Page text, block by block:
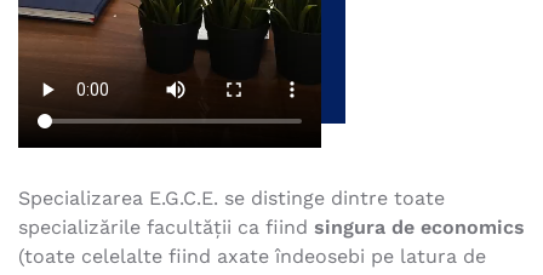
Specializarea E.G.C.E. se distinge dintre toate
specializările facultăţii ca fiind singura de economics
(toate celelalte fiind axate îndeosebi pe latura de